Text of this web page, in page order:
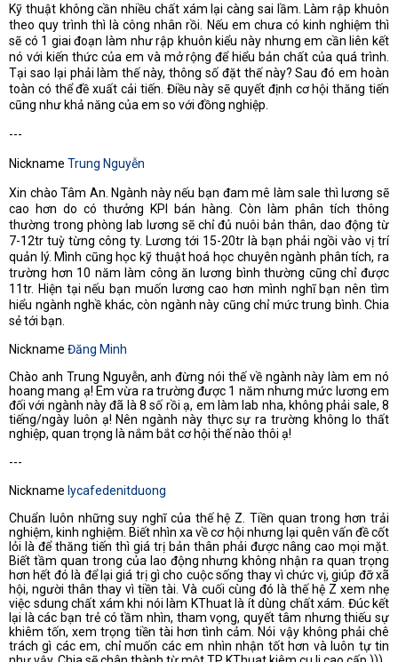
Kỹ thuật không cần nhiều chất xám lại càng sai lầm. Làm rập khuôn
theo quy trình thì là công nhân rồi. Nếu em chưa có kinh nghiệm thì
sẽ có 1 giai đoạn làm như rập khuôn kiểu này nhưng em cần liên kết
nó với kiến thức của em và mở rộng để hiểu bản chất của quá trình.
Tại sao lại phải làm thế này, thông số đặt thế này? Sau đó em hoàn
toàn có thể đề xuất cải tiến. Điều này sẽ quyết định cơ hội thăng tiến
cũng như khả năng của em so với đồng nghiệp.
---
Nickname Trung Nguyễn
Xin chào Tâm An. Ngành này nếu bạn đam mê làm sale thì lương sẽ
cao hơn do có thưởng KPI bán hàng. Còn làm phân tích thông
thường trong phòng lab lương sẽ chỉ đủ nuôi bản thân, dao động từ
7-12tr tuỳ từng công ty. Lương tới 15-20tr là bạn phải ngồi vào vị trí
quản lý. Mình cũng học kỹ thuật hoá học chuyên ngành phân tích, ra
trường hơn 10 năm làm công ăn lương bình thường cũng chỉ được
11tr. Hiện tại nếu bạn muốn lương cao hơn mình nghĩ bạn nên tìm
hiểu ngành nghề khác, còn ngành này cũng chỉ mức trung bình. Chia
sẻ tới bạn.
Nickname Đăng Minh
Chào anh Trung Nguyễn, anh đừng nói thế về ngành này làm em nó
hoang mang ạ! Em vừa ra trường được 1 năm nhưng mức lương em
đối với ngành này đã là 8 số rồi ạ, em làm lab nha, không phải sale, 8
tiếng/ngày luôn ạ! Nên ngành này thực sự ra trường không lo thất
nghiệp, quan trọng là nắm bắt cơ hội thế nào thôi ạ!
---
Nickname lycafedenitduong
Chuẩn luôn những suy nghĩ của thế hệ Z. Tiền quan trong hơn trải
nghiệm, kinh nghiệm. Biết nhìn xa về cơ hội nhưng lại quên vấn đề cốt
lỏi là để thăng tiến thì giá trị bản thân phải được nâng cao mọi mặt.
Biết tầm quan trong của lao động nhưng không nhận ra quan trọng
hơn hết đó là để lại giá trị gì cho cuộc sống thay vì chức vị, giúp đỡ xã
hội, người thân thay vì tiền tài. Và cuối cùng đó là thế hệ Z xem nhẹ
việc sdung chất xám khi nói làm KThuat là ít dùng chất xám. Đúc kết
lại là các bạn trẻ có tầm nhìn, tham vọng, quyết tâm nhưng thiếu sự
khiêm tốn, xem trọng tiền tài hơn tình cảm. Nói vậy không phải chê
trách gì các em, chỉ muốn các em nhìn nhận tốt hơn và luôn tự tin